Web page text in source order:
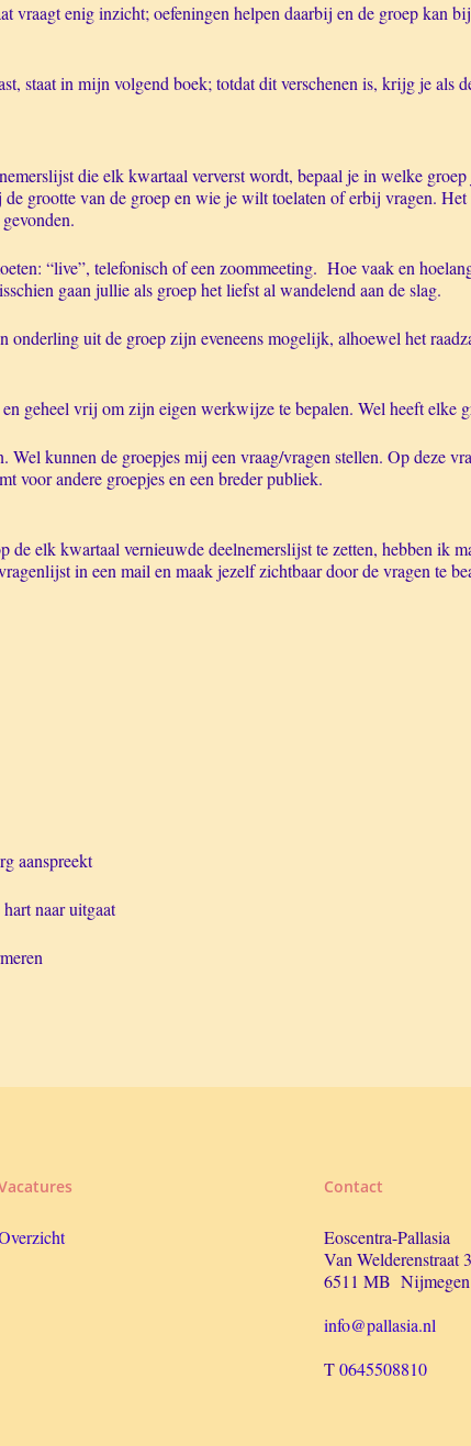
vraagt enig inzicht; oefeningen helpen daarbij en de groep kan
staat in mijn volgend boek; totdat dit verschenen is, krijg je als
die elk kwartaal ververst wordt, bepaal je in welke
grootte van de groep en wie je wilt toelaten of erbij vragen.
“live”, telefonisch of een zoommeeting. Hoe vaak en
gaan jullie als groep het liefst al wandelend aan de slag.
onderling uit de groep zijn eveneens mogelijk, alhoewel het
geheel vrij om zijn eigen werkwijze te bepalen. Wel heeft elke
Wel kunnen de groepjes mij een vraag/vragen stellen. Op deze
voor andere groepjes en een breder publiek.
elk kwartaal vernieuwde deelnemerslijst te zetten, hebben ik
in een mail en maak jezelf zichtbaar door de vragen te
aanspreekt
naar uitgaat
Contact
Eoscentra-Pallasia
Van Welderenstraat
6511 MB Nijmegen
info@pallasia.nl
T0645508810